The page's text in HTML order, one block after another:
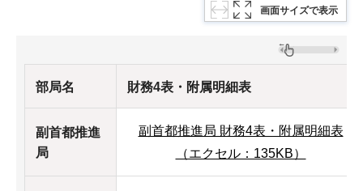
画面サイズで表示
部局名 財務4表・附属明細表
副首都推進
局
副首都推進局 財務4表・附属明細表
（エクセル：135KB）